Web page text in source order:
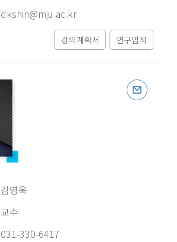
dkshin@mju.ac.kr
강의계획서 연구업적
김영욱
교수
031-330-6417